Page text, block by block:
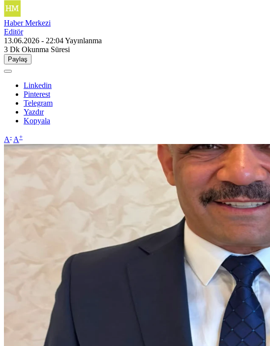
Haber Merkezi
Editör
13.06.2026 - 22:04Yayınlanma
3 Dk Okunma Süresi
Paylaş
Linkedin
Pinterest
Telegram
Yazdır
Kopyala
A- A+